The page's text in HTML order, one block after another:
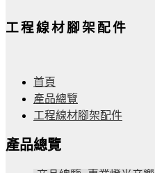
工程線材腳架配件
首頁
產品總覽
工程線材腳架配件
產品總覽